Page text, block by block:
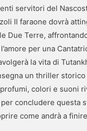
servitori del
Il faraone dovrà
Due Terre,
l’amore per una
la vita di
un thriller
colori e suoni
per concludere questa
come andrà a